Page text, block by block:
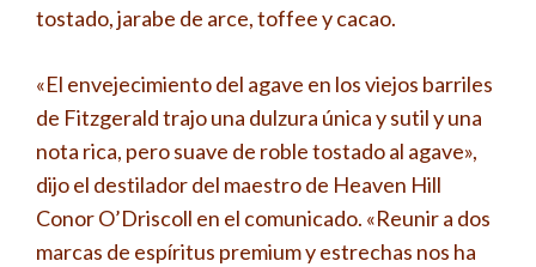
tostado, jarabe de arce, toffee y cacao.
«El envejecimiento del agave en los viejos barriles
de Fitzgerald trajo una dulzura única y sutil y una
nota rica, pero suave de roble tostado al agave»,
dijo el destilador del maestro de Heaven Hill
Conor O’Driscoll en el comunicado. «Reunir a dos
marcas de espíritus premium y estrechas nos ha